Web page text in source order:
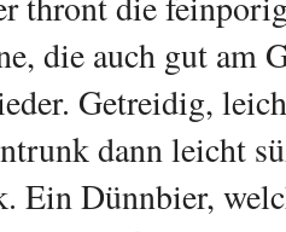
die auch gut am
Getreidig,
dann leicht
Ein Dünnbier,